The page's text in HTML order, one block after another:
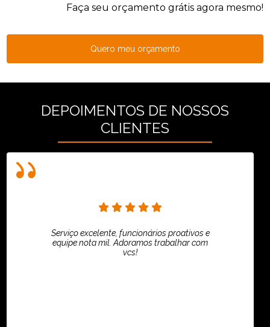
Faça seu orçamento grátis agora mesmo!
Quero meu orçamento
DEPOIMENTOS DE NOSSOS
CLIENTES
Serviço excelente, funcionários proativos e
equipe nota mil. Adoramos trabalhar com
vcs!